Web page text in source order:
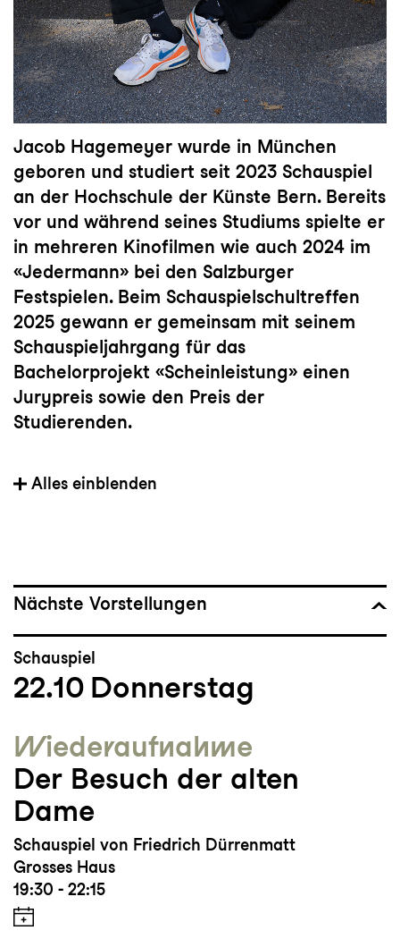
Jacob Hagemeyer wurde in München
geboren und studiert seit 2023 Schauspiel
an der Hochschule der Künste Bern. Bereits
vor und während seines Studiums spielte er
in mehreren Kinofilmen wie auch 2024 im
«Jedermann» bei den Salzburger
Festspielen. Beim Schauspielschultreffen
2025 gewann er gemeinsam mit seinem
Schauspieljahrgang für das
Bachelorprojekt «Scheinleistung» einen
Jurypreis sowie den Preis der
Studierenden.
Jacob Hagemeyer ist in der Spielzeit
2025/26 Mitglied im Schauspielstudio am
Alles einblenden
Nächste Vorstellungen
Schauspiel
22.10 Donnerstag
Wieder­aufnahme
Der Besuch der alten
Dame
Schauspiel von Friedrich Dürrenmatt
Grosses Haus
19:30 - 22:15